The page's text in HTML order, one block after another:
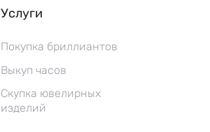
Услуги
Покупка бриллиантов
Выкуп часов
Скупка ювелирных
изделий